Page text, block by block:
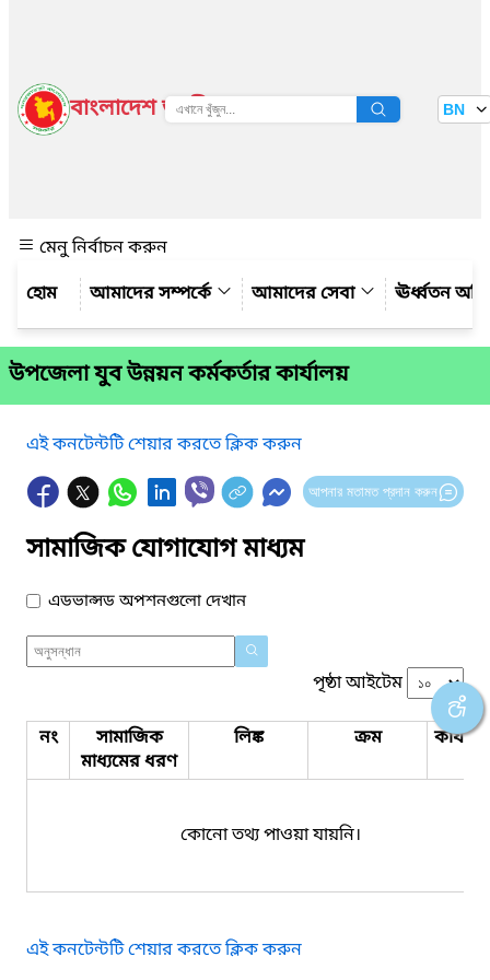
বাংলাদেশ জাতীয় তথ্য বাতায়ন BN
মেনু নির্বাচন করুন
আমাদের সম্পর্কে
আমাদের সেবা ঊর্ধ্বতন
উপজেলা যুব উন্নয়ন কর্মকর্তার কার্যালয়
এই কনটেন্টটি শেয়ার করতে ক্লিক করুন
আপনার মতামত প্রদান করুন
সামাজিক যোগাযোগ মাধ্যম
এডভান্সড অপশনগুলো দেখান
পৃষ্ঠা আইটেম
নং
সামাজিক
মাধ্যমের ধরণ
লিঙ্ক ক্রম
কোনো তথ্য পাওয়া যায়নি।
এই কনটেন্টটি শেয়ার করতে ক্লিক করুন